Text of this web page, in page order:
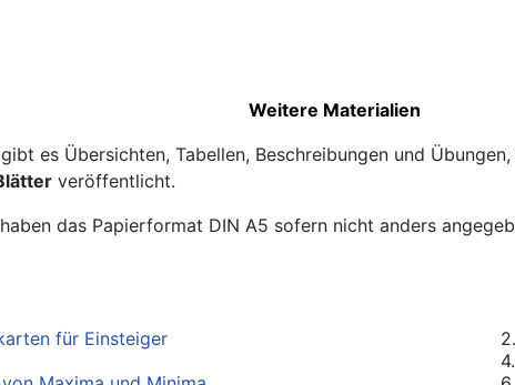
Weitere Materialien
es Übersichten, Tabellen, Beschreibungen und
veröffentlicht.
das Papierformat DIN A5 sofern nicht anders
für Einsteiger